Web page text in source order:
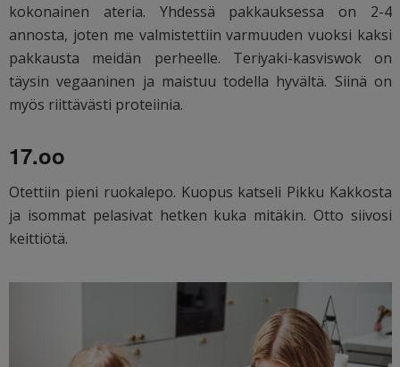
kokonainen ateria. Yhdessä pakkauksessa on 2-4
annosta, joten me valmistettiin varmuuden vuoksi kaksi
pakkausta meidän perheelle. Teriyaki-kasviswok on
täysin vegaaninen ja maistuu todella hyvältä. Siinä on
myös riittävästi proteiinia.
17.oo
Otettiin pieni ruokalepo. Kuopus katseli Pikku Kakkosta
ja isommat pelasivat hetken kuka mitäkin. Otto siivosi
keittiötä.